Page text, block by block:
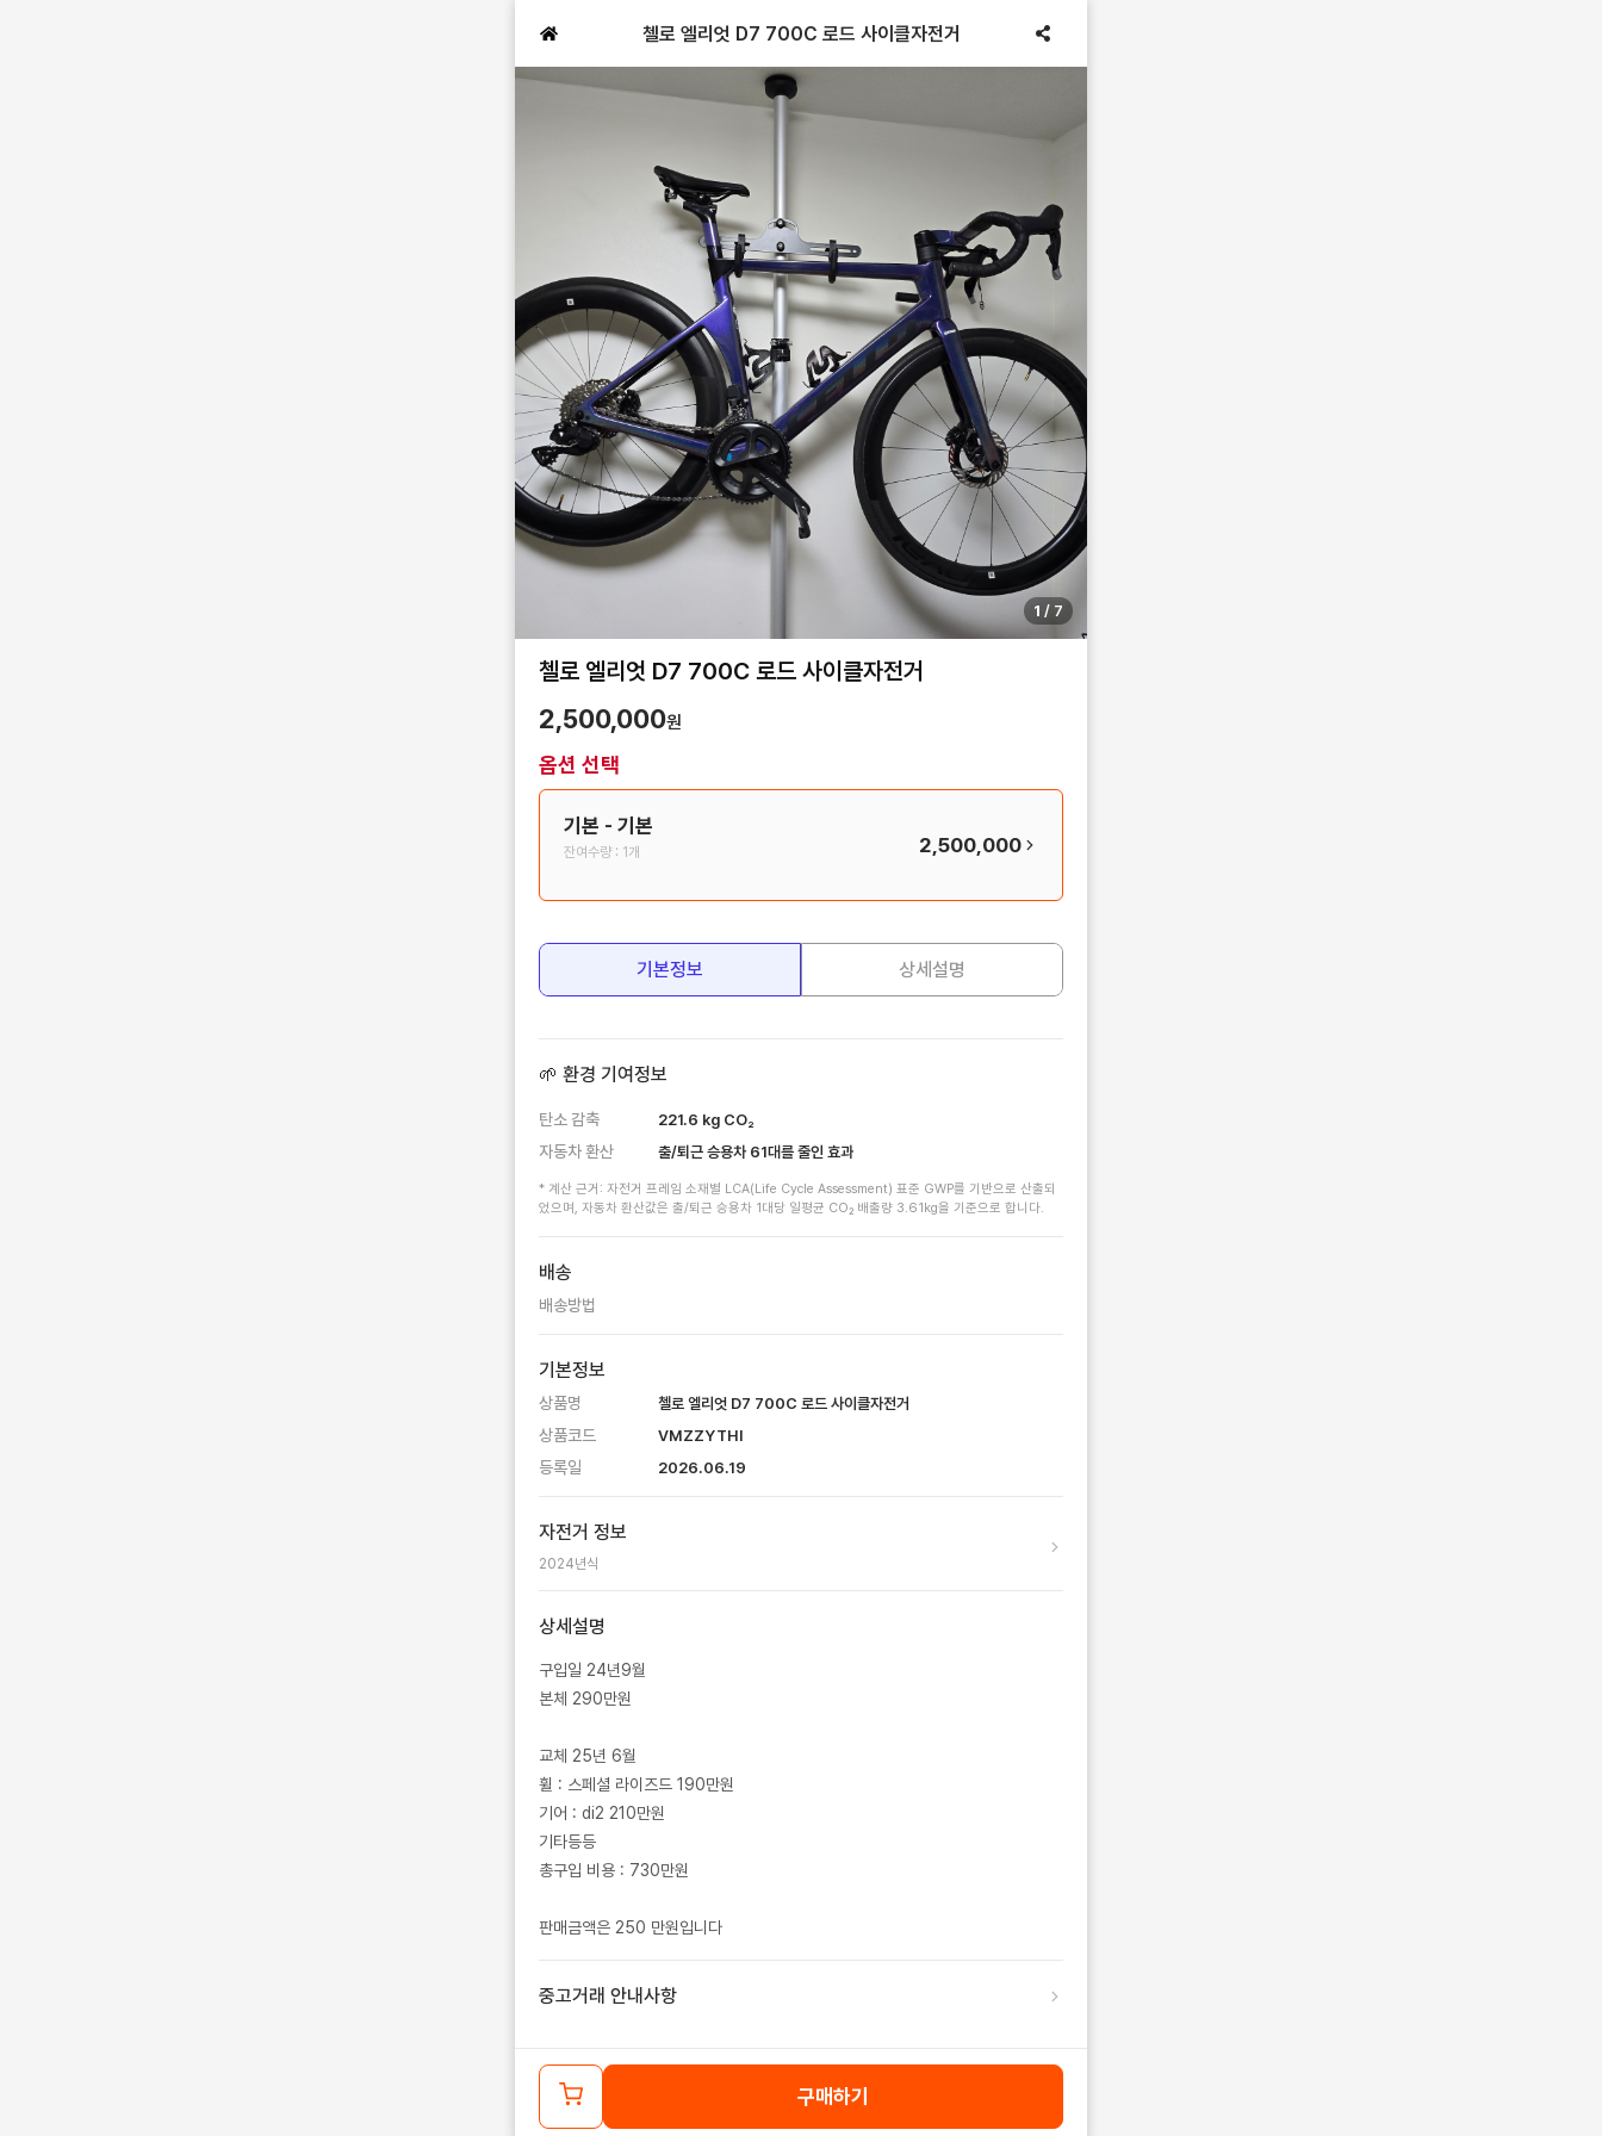
첼로 엘리엇 D7 700C 로드 사이클자전거
1 / 7
첼로 엘리엇 D7 700C 로드 사이클자전거
2,500,000원
옵션 선택
기본 - 기본
잔여수량 : 1개 2,500,000
기본정보 상세설명
🌱 환경 기여정보
탄소 감축 221.6 kg CO₂
자동차 환산 출/퇴근 승용차 61대를 줄인 효과
* 계산 근거: 자전거 프레임 소재별 LCA(Life Cycle Assessment) 표준 GWP를 기반으로 산출되
었으며, 자동차 환산값은 출/퇴근 승용차 1대당 일평균 CO₂ 배출량 3.61kg을 기준으로 합니다.
배송
배송방법
기본정보
상품명 첼로 엘리엇 D7 700C 로드 사이클자전거
상품코드 VMZZYTHI
등록일 2026.06.19
자전거 정보
2024년식
상세설명
구입일 24년9월
본체 290만원
교체 25년 6월
휠 : 스페셜 라이즈드 190만원
기어 : di2 210만원
기타등등
총구입 비용 : 730만원
판매금액은 250 만원입니다
중고거래 안내사항
구매하기